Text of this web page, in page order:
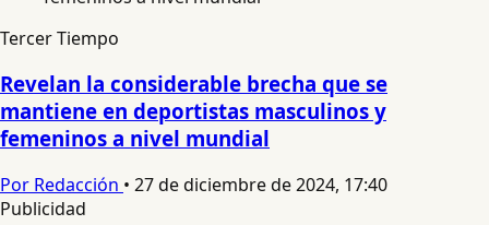
Tercer Tiempo
Revelan la considerable brecha que se
mantiene en deportistas masculinos y
femeninos a nivel mundial
Por Redacción • 27 de diciembre de 2024, 17:40
Publicidad